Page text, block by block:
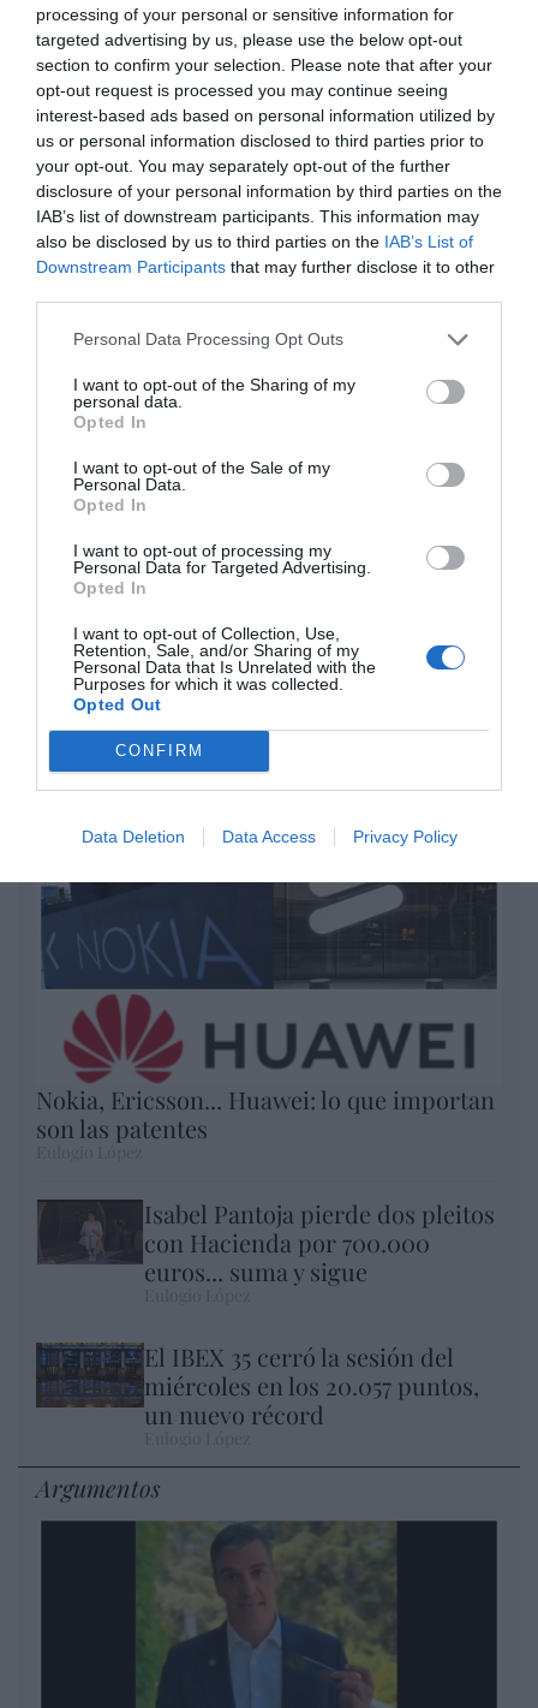
processing of your personal or sensitive information for
targeted advertising by us, please use the below opt-out
section to confirm your selection. Please note that after your
opt-out request is processed you may continue seeing
interest-based ads based on personal information utilized by
us or personal information disclosed to third parties prior to
your opt-out. You may separately opt-out of the further
disclosure of your personal information by third parties on the
IAB’s list of downstream participants. This information may
also be disclosed by us to third parties on the IAB’s List of
Downstream Participants that may further disclose it to other
Personal Data Processing Opt Outs
I want to opt-out of the Sharing of my
personal data.
Opted In
I want to opt-out of the Sale of my
Personal Data.
Opted In
I want to opt-out of processing my
Personal Data for Targeted Advertising.
Opted In
I want to opt-out of Collection, Use,
Retention, Sale, and/or Sharing of my
Personal Data that Is Unrelated with the
Purposes for which it was collected.
Opted Out
CONFIRM
Data Deletion Data Access Privacy Policy
SOCIEDAD
Ataque cristianófobo en la muy ‘woke’ ciudad
de Nueva York: destrozan una imagen de la
Virgen María
Redacción 07/08/26 11:46
Marcelo Gullo: “El trabajo de desmitificar la
historia, de poner la verdadera, de
desmontar la falsificación, es un trabajo
cristiano"
por Hispanidad
Artículos anteriores
DIARIO DE LA CORRUPCIÓN SANCHISTA
Diario de la corrupción sanchista. Hazte
“Pedro Sánchez es un criminal”
por Redacción
Artículos anteriores
Opinión
Enormes minucias
por Eulogio López
Nokia, Ericsson... Huawei: lo que importan
son las patentes
Isabel Pantoja pierde dos pleitos
con Hacienda por 700.000
euros... suma y sigue
El IBEX 35 cerró la sesión del
miércoles en los 20.057 puntos,
un nuevo récord
Argumentos